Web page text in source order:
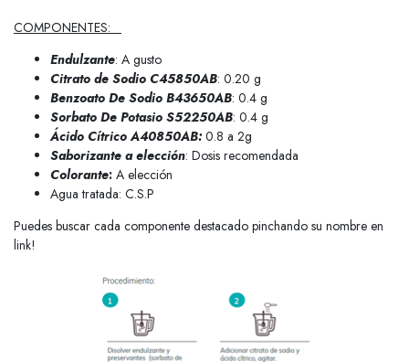
COMPONENTES:
Endulzante: A gusto
Citrato de Sodio C45850AB: 0.20 g
Benzoato De Sodio B43650AB: 0.4 g
Sorbato De Potasio S52250AB: 0.4 g
Ácido Cítrico A40850AB:0.8 a 2g
Saborizante a elección: Dosis recomendada
Colorante: A elección
Agua tratada: C.S.P
Puedes buscar cada componente destacado pinchando su nombre en
link!